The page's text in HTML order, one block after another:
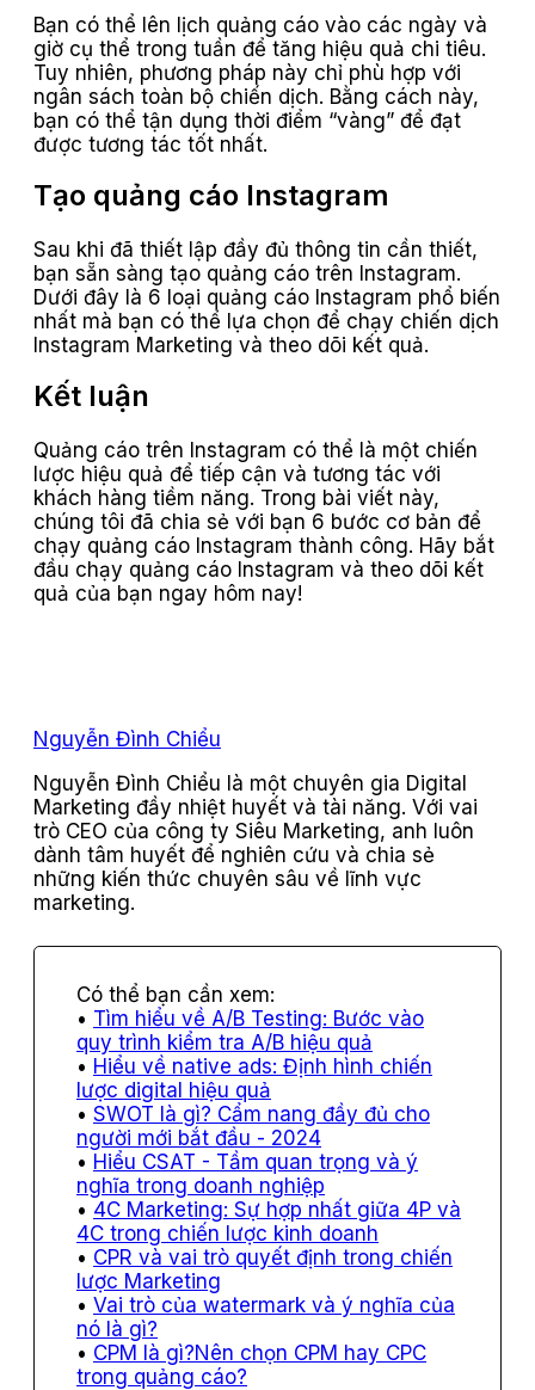
Bạn có thể lên lịch quảng cáo vào các ngày và
giờ cụ thể trong tuần để tăng hiệu quả chi tiêu.
Tuy nhiên, phương pháp này chỉ phù hợp với
ngân sách toàn bộ chiến dịch. Bằng cách này,
bạn có thể tận dụng thời điểm “vàng” để đạt
được tương tác tốt nhất.
Tạo quảng cáo Instagram
Sau khi đã thiết lập đầy đủ thông tin cần thiết,
bạn sẵn sàng tạo quảng cáo trên Instagram.
Dưới đây là 6 loại quảng cáo Instagram phổ biến
nhất mà bạn có thể lựa chọn để chạy chiến dịch
Instagram Marketing và theo dõi kết quả.
Kết luận
Quảng cáo trên Instagram có thể là một chiến
lược hiệu quả để tiếp cận và tương tác với
khách hàng tiềm năng. Trong bài viết này,
chúng tôi đã chia sẻ với bạn 6 bước cơ bản để
chạy quảng cáo Instagram thành công. Hãy bắt
đầu chạy quảng cáo Instagram và theo dõi kết
quả của bạn ngay hôm nay!
Nguyễn Đình Chiểu
Nguyễn Đình Chiểu là một chuyên gia Digital
Marketing đầy nhiệt huyết và tài năng. Với vai
trò CEO của công ty Siêu Marketing, anh luôn
dành tâm huyết để nghiên cứu và chia sẻ
những kiến thức chuyên sâu về lĩnh vực
marketing.
Tìm hiểu về A/B Testing: Bước vào
quy trình kiểm tra A/B hiệu quả
Hiểu về native ads: Định hình chiến
lược digital hiệu quả
SWOT là gì? Cẩm nang đầy đủ cho
người mới bắt đầu - 2024
Hiểu CSAT - Tầm quan trọng và ý
nghĩa trong doanh nghiệp
4C Marketing: Sự hợp nhất giữa 4P và
4C trong chiến lược kinh doanh
CPR và vai trò quyết định trong chiến
lược Marketing
Vai trò của watermark và ý nghĩa của
nó là gì?
CPM là gì?Nên chọn CPM hay CPC
trong quảng cáo?